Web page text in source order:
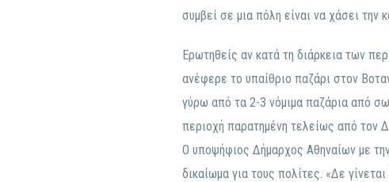
συμβεί σε μια πόλη είναι να χάσει την
Ερωτηθείς αν κατά τη διάρκεια των
ανέφερε το υπαίθριο παζάρι στον
γύρω από τα 2-3 νόμιμα παζάρια από
περιοχή παρατημένη τελείως από τον
Ο υποψήφιος Δήμαρχος Αθηναίων με
δικαίωμα για τους πολίτες. «Δε